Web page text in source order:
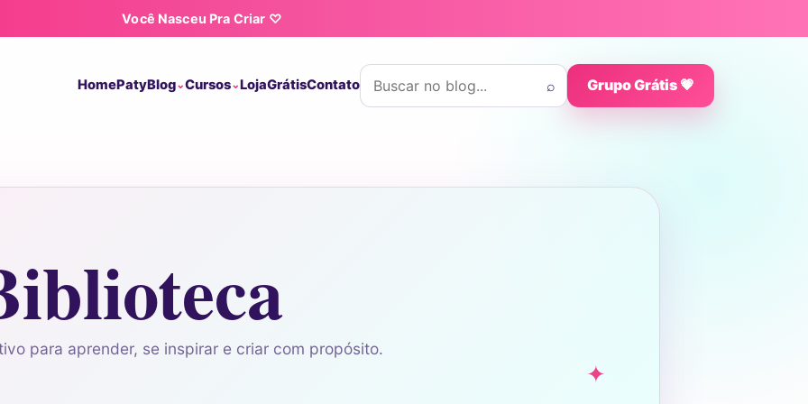
Você Nasceu Pra Criar ♡
HomePatyBlog Cursos LojaGrátisContato
Buscar por:
⌕ Grupo Grátis 💗
para aprender, se inspirar e criar com propósito.